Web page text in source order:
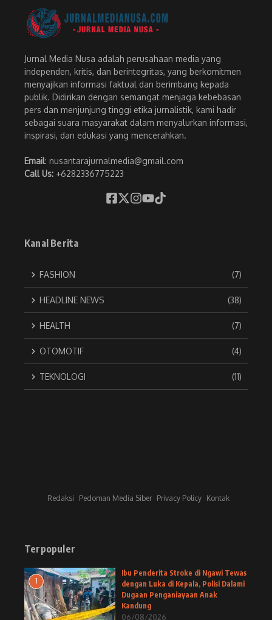
Jurnal Media Nusa adalah perusahaan media yang
independen, kritis, dan berintegritas, yang berkomitmen
menyajikan informasi faktual dan berimbang kepada
publik. Didirikan dengan semangat menjaga kebebasan
pers dan menjunjung tinggi etika jurnalistik, kami hadir
sebagai suara masyarakat dalam menyalurkan informasi,
inspirasi, dan edukasi yang mencerahkan.
Email: nusantarajurnalmedia@gmail.com
Call Us: +6282336775223
Kanal Berita
FASHION (7)
HEADLINE NEWS (38)
HEALTH (7)
OTOMOTIF (4)
TEKNOLOGI (11)
Redaksi Pedoman Media Siber Privacy Policy Kontak
Terpopuler
1
Ibu Penderita Stroke di Ngawi Tewas
dengan Luka di Kepala, Polisi Dalami
Dugaan Penganiayaan Anak
Kandung
06/08/2026